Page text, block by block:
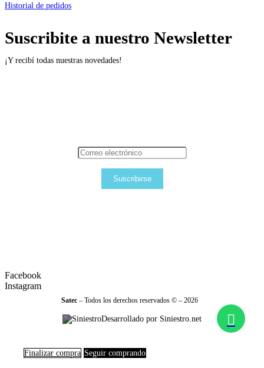
Historial de pedidos
Suscribite a nuestro Newsletter
¡Y recibí todas nuestras novedades!
Suscribirse
Facebook
Instagram
Satec – Todos los derechos reservados © – 2026
Desarrollado por Siniestro.net
Finalizar compra Seguir comprando